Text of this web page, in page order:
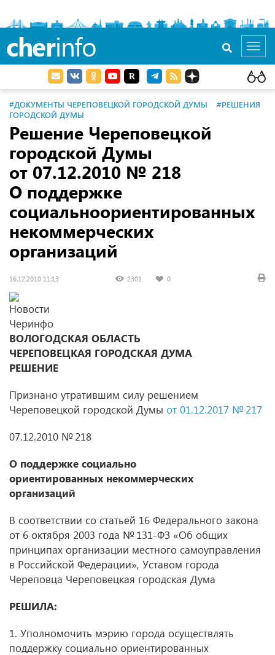
cherinfo
#ДОКУМЕНТЫ ЧЕРЕПОВЕЦКОЙ ГОРОДСКОЙ ДУМЫ
#РЕШЕНИЯ
ГОРОДСКОЙ ДУМЫ
Решение Череповецкой
городской Думы
от 07.12.2010 № 218
О поддержке
социальноориентированных
некоммерческих
организаций
16.12.2010 11:13 2301 0
ВОЛОГОДСКАЯ ОБЛАСТЬ
ЧЕРЕПОВЕЦКАЯ ГОРОДСКАЯ ДУМА
РЕШЕНИЕ
Признано утратившим силу решением
Череповецкой городской Думы от 01.12.2017 № 217
07.12.2010 № 218
О поддержке социально
ориентированных некоммерческих
организаций
В соответствии со статьей 16 Федерального закона
от 6 октября 2003 года № 131-ФЗ «Об общих
принципах организации местного самоуправления
в Российской Федерации», Уставом города
Череповца Череповецкая городская Дума
РЕШИЛА:
1. Уполномочить мэрию города осуществлять
поддержку социально ориентированных